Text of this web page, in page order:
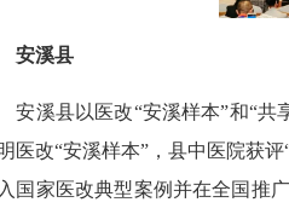
安溪县
溪县以医改“安溪样本”和“共
医改“安溪样本”，县中医院获
国家医改典型案例并在全国推